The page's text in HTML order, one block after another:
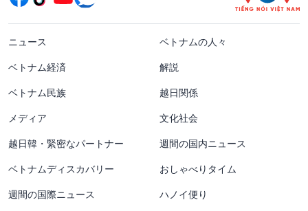
menu footer tiếng Nhật
ニュース ベトナムの人々
ベトナム経済 解説
ベトナム民族 越日関係
メディア 文化社会
越日韓・緊密なパートナー 週間の国内ニュース
ベトナムディスカバリー おしゃべりタイム
週間の国際ニュース ハノイ便り